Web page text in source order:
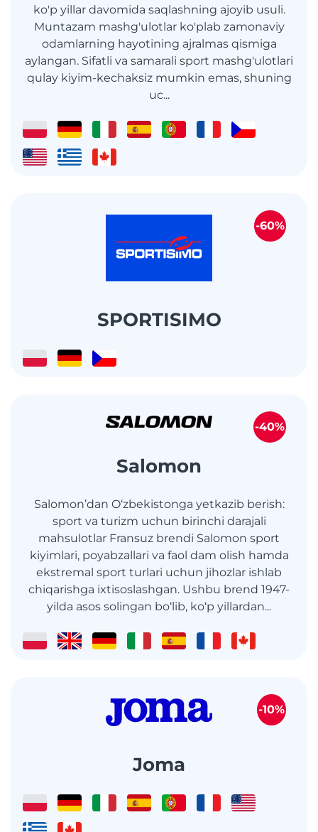
ko'p yillar davomida saqlashning ajoyib usuli.
Muntazam mashg'ulotlar ko'plab zamonaviy
odamlarning hayotining ajralmas qismiga
aylangan. Sifatli va samarali sport mashg'ulotlari
qulay kiyim-kechaksiz mumkin emas, shuning
uc...
SPORTISIMO
-60%
Salomon
Salomon’dan O‘zbekistonga yetkazib berish:
sport va turizm uchun birinchi darajali
mahsulotlar Fransuz brendi Salomon sport
kiyimlari, poyabzallari va faol dam olish hamda
ekstremal sport turlari uchun jihozlar ishlab
chiqarishga ixtisoslashgan. Ushbu brend 1947-
yilda asos solingan bo‘lib, ko‘p yillardan...
-40%
Joma
-10%